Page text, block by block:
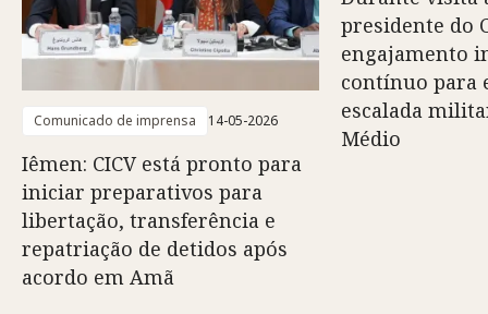
Comunicado de imprensa 14-05-2026
Iêmen: CICV está pronto para
iniciar preparativos para
libertação, transferência e
repatriação de detidos após
acordo em Amã
presidente do
engajamento
contínuo para
escalada
Médio